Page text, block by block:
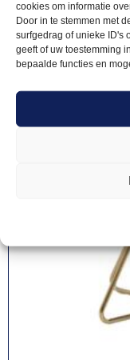
cookies om informatie
Door in te stemmen met
surfgedrag of unieke ID's
geeft of uw toestemming
bepaalde functies en